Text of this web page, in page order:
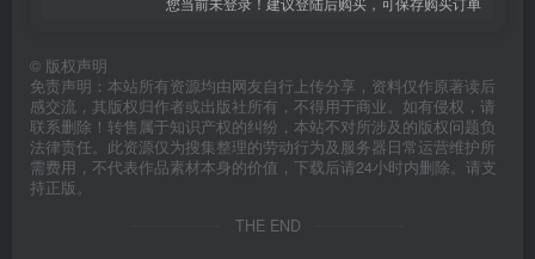
© 版权声明
免责声明：本站所有资源均由网友自行上传分享，资料仅作原著读后
感交流，其版权归作者或出版社所有，不得用于商业。如有侵权，请
联系删除！转售属于知识产权的纠纷，本站不对所涉及的版权问题负
法律责任。此资源仅为搜集整理的劳动行为及服务器日常运营维护所
需费用，不代表作品素材本身的价值，下载后请24小时内删除。请支
持正版。
THE END